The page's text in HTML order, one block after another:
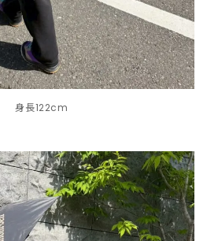
身長122cm